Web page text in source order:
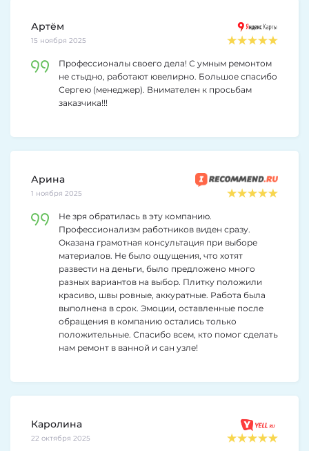
Артём
15 ноября 2025
Профессионалы своего дела! С умным ремонтом
не стыдно, работают ювелирно. Большое спасибо
Сергею (менеджер). Внимателен к просьбам
заказчика!!!
Арина
1 ноября 2025
Не зря обратилась в эту компанию.
Профессионализм работников виден сразу.
Оказана грамотная консультация при выборе
материалов. Не было ощущения, что хотят
развести на деньги, было предложено много
разных вариантов на выбор. Плитку положили
красиво, швы ровные, аккуратные. Работа была
выполнена в срок. Эмоции, оставленные после
обращения в компанию остались только
положительные. Спасибо всем, кто помог сделать
нам ремонт в ванной и сан узле!
Каролина
22 октября 2025